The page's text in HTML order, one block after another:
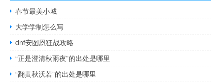
春节最美小城
大学学制怎么写
dnf安图恩狂战攻略
“正是澄清秋雨夜”的出处是哪里
“翻黄秋沃若”的出处是哪里